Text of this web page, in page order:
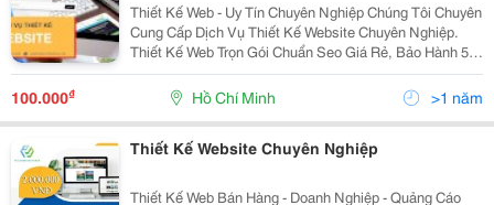
Thiết Kế Web - Uy Tín Chuyên Nghiệp Chúng Tôi Chuyên
Cung Cấp Dịch Vụ Thiết Kế Website Chuyên Nghiệp.
Thiết Kế Web Trọn Gói Chuẩn Seo Giá Rẻ, Bảo Hành 5
Năm. ✅ Giao Diện Chuyên Nghiệp ✅ Thiết Kế Tối Ưu
Chuẩn Seo ✅ Thân Thiện Trên Di Động ✅ Cập Nhật...
100.000₫ Hồ Chí Minh >1 năm
Thiết Kế Website Chuyên Nghiệp
Thiết Kế Web Bán Hàng - Doanh Nghiệp - Quảng Cáo